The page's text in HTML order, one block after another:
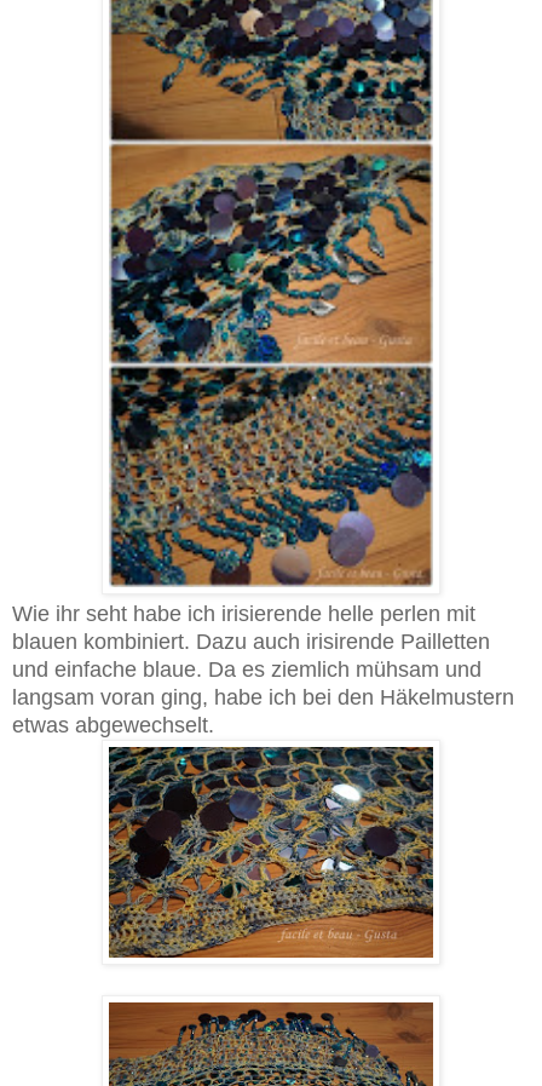
Wie ihr seht habe ich irisierende helle perlen mit
blauen kombiniert. Dazu auch irisirende Pailletten
und einfache blaue. Da es ziemlich mühsam und
langsam voran ging, habe ich bei den Häkelmustern
etwas abgewechselt.